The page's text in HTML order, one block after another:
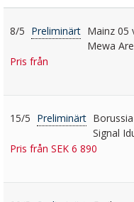
8/5 Preliminärt Mainz 05
Mewa
Pris från
15/5 Preliminärt
Signal
Pris från SEK 6 890